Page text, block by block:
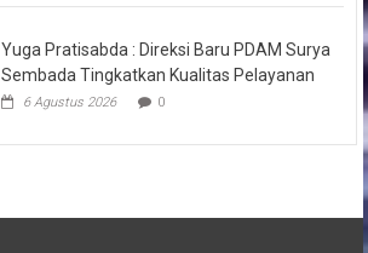
Yuga Pratisabda : Direksi Baru PDAM Surya
Sembada Tingkatkan Kualitas Pelayanan
6 Agustus 2026 0